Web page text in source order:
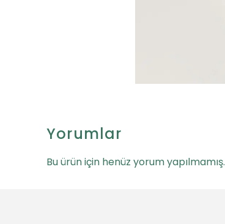
Yorumlar
Bu ürün için henüz yorum yapılmamış.